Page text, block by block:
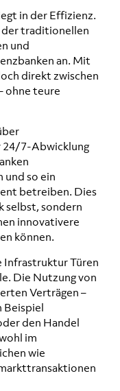
in der Effizienz.
der traditionellen
und
an. Mit
direkt zwischen
ohne teure
24/7-Abwicklung
und so ein
betreiben. Dies
selbst, sondern
innovativere
können.
Türen
Die Nutzung von
Verträgen –
Beispiel
den Handel
im
wie